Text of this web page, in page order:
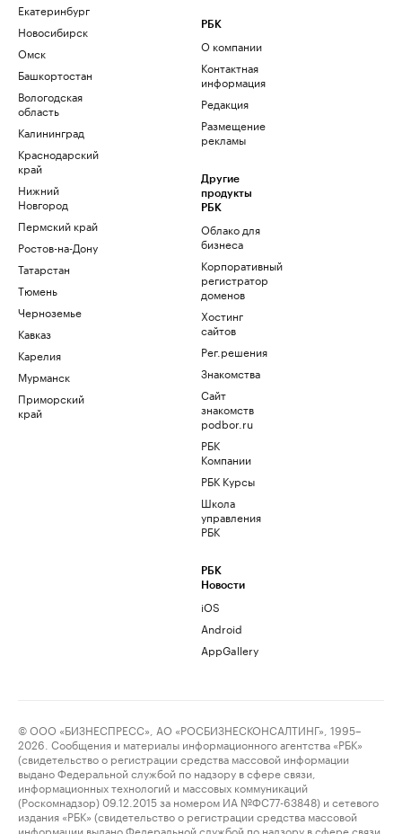
Екатеринбург
Новосибирск
Омск
Башкортостан
Вологодская
область
Калининград
Краснодарский
край
Нижний
Новгород
Пермский край
Ростов-на-Дону
Татарстан
Тюмень
Черноземье
Кавказ
Карелия
Мурманск
Приморский
край
РБК
О компании
Контактная
информация
Редакция
Размещение
рекламы
Другие
продукты
РБК
Облако для
бизнеса
Корпоративный
регистратор
доменов
Хостинг
сайтов
Рег.решения
Знакомства
Сайт
знакомств
podbor.ru
РБК
Компании
РБК Курсы
Школа
управления
РБК
РБК
Новости
iOS
Android
AppGallery
© ООО «БИЗНЕСПРЕСС», АО «РОСБИЗНЕСКОНСАЛТИНГ», 1995–
2026. Сообщения и материалы информационного агентства «РБК»
(свидетельство о регистрации средства массовой информации
выдано Федеральной службой по надзору в сфере связи,
информационных технологий и массовых коммуникаций
(Роскомнадзор) 09.12.2015 за номером ИА №ФС77-63848) и сетевого
издания «РБК» (свидетельство о регистрации средства массовой
информации выдано Федеральной службой по надзору в сфере связи,